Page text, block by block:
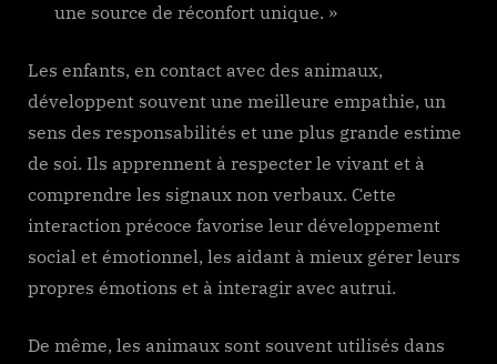
une source de réconfort unique. »
Les enfants, en contact avec des animaux,
développent souvent une meilleure empathie, un
sens des responsabilités et une plus grande estime
de soi. Ils apprennent à respecter le vivant et à
comprendre les signaux non verbaux. Cette
interaction précoce favorise leur développement
social et émotionnel, les aidant à mieux gérer leurs
propres émotions et à interagir avec autrui.
De même, les animaux sont souvent utilisés dans